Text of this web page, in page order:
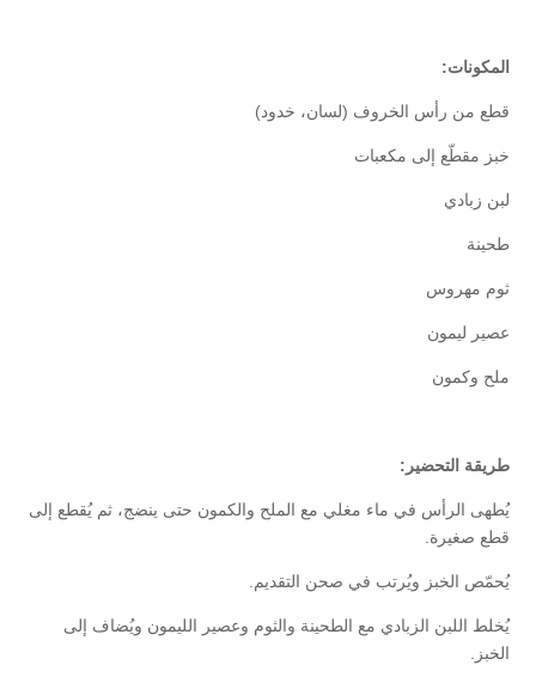
المكونات:
قطع من رأس الخروف (لسان، خدود)
خبز مقطّع إلى مكعبات
لبن زبادي
طحينة
ثوم مهروس
عصير ليمون
ملح وكمون
طريقة التحضير:
يُطهى الرأس في ماء مغلي مع الملح والكمون حتى ينضج، ثم يُقطع إلى
قطع صغيرة.
يُحمّص الخبز ويُرتب في صحن التقديم.
يُخلط اللبن الزبادي مع الطحينة والثوم وعصير الليمون ويُضاف إلى
الخبز.